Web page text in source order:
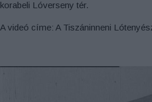
korabeli Lóverseny tér.
A videó címe: A Tiszáninneni